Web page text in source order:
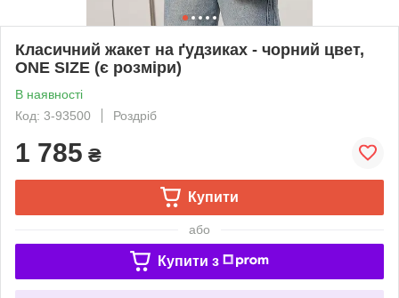
Класичний жакет на ґудзиках - чорний цвет,
ONE SIZE (є розміри)
В наявності
Код: 3-93500
Роздріб
1 785 ₴
Купити
або
Купити з